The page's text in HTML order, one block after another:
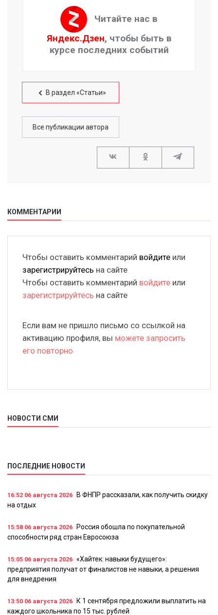
Читайте нас в
Яндекс.Дзен, чтобы быть в
курсе последних событий
В раздел «Статьи»
Все публикации автора
КОММЕНТАРИИ
Чтобы оставить комментарий войдите или
зарегистрируйтесь на сайте
Чтобы оставить комментарий войдите или
зарегистрируйтесь на сайте
Если вам не пришло письмо со ссылкой на
активацию профиля, вы можете запросить
его повторно
НОВОСТИ СМИ
ПОСЛЕДНИЕ НОВОСТИ
16:52 06 августа 2026
В ФНПР рассказали, как получить скидку
на отдых
15:58 06 августа 2026
Россия обошла по покупательной
способности ряд стран Евросоюза
15:05 06 августа 2026 «Хайтек: навыки будущего»:
предприятия получат от финалистов не навыки, а решения
для внедрения
13:50 06 августа 2026
К 1 сентября предложили выплатить на
каждого школьника по 15 тыс. рублей